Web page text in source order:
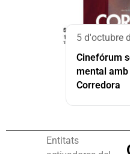
5 d'octubre
Cinefórum
mental amb
Corredora
Entitats